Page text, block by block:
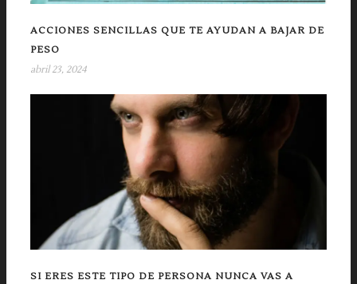
ACCIONES SENCILLAS QUE TE AYUDAN A BAJAR DE
PESO
abril 23, 2024
SI ERES ESTE TIPO DE PERSONA NUNCA VAS A